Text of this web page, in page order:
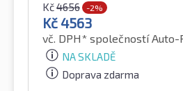
Kč4656 -2%
Kč4563
vč. DPH* společností Auto-
NA SKLADĚ
Doprava zdarma